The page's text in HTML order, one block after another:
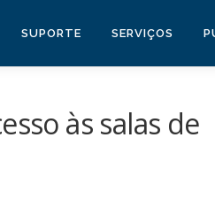
SUPORTE SERVIÇOS
às salas de